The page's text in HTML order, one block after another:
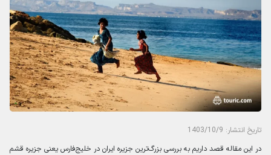
تاریخ انتشار: 1403/10/9
در این مقاله قصد داریم به بررسی بزرگ‌ترین جزیره ایران در خلیج‌فارس یعنی جزیره قشم